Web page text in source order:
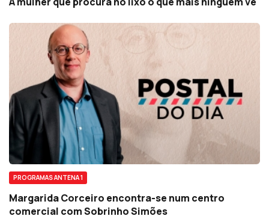
PROGRAMAS ANTENA 1
Margarida Corceiro encontra-se num centro
comercial com Sobrinho Simões